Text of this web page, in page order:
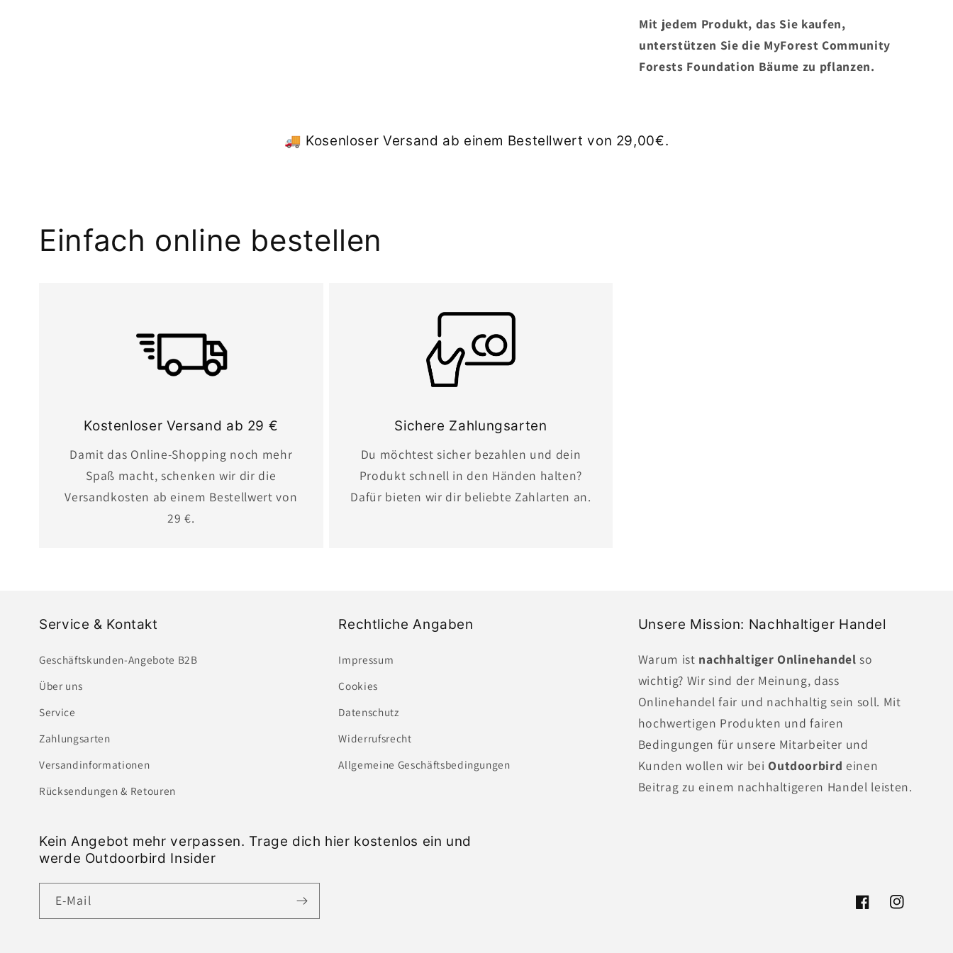
Mit jedem Produkt, das Sie kaufen,
unterstützen Sie die MyForest Community
Forests Foundation Bäume zu pflanzen.
🚚 Kosenloser Versand ab einem Bestellwert von 29,00€.
Einfach online bestellen
Kostenloser Versand ab 29 €
Damit das Online-Shopping noch mehr
Spaß macht, schenken wir dir die
Versandkosten ab einem Bestellwert von
29 €.
Sichere Zahlungsarten
Du möchtest sicher bezahlen und dein
Produkt schnell in den Händen halten?
Dafür bieten wir dir beliebte Zahlarten an.
Service & Kontakt
Geschäftskunden-Angebote B2B
Über uns
Service
Zahlungsarten
Versandinformationen
Rücksendungen & Retouren
Rechtliche Angaben
Impressum
Cookies
Datenschutz
Widerrufsrecht
Allgemeine Geschäftsbedingungen
Unsere Mission: Nachhaltiger Handel
Warum ist nachhaltiger Onlinehandelso
wichtig? Wir sind der Meinung, dass
Onlinehandel fair und nachhaltig sein soll. Mit
hochwertigen Produkten und fairen
Bedingungen für unsere Mitarbeiter und
Kunden wollen wir beiOutdoorbirdeinen
Beitrag zu einem nachhaltigeren Handel leisten.
Kein Angebot mehr verpassen. Trage dich hier kostenlos ein und
werde Outdoorbird Insider
E-Mail
FacebookInstagram